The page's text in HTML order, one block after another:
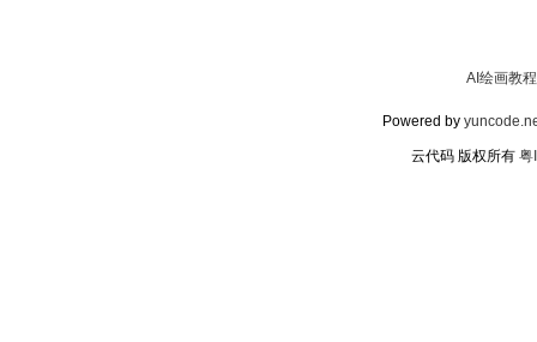
AI绘画教程
Powered by
云代码 版权所有 粤